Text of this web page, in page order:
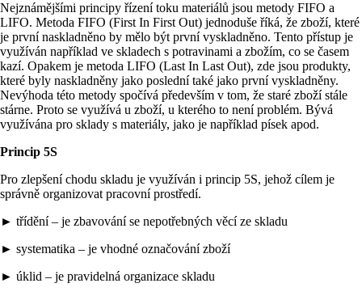
Nejznámějšími principy řízení toku materiálů jsou metody FIFO a
LIFO. Metoda FIFO (First In First Out) jednoduše říká, že zboží, které
je první naskladněno by mělo být první vyskladněno. Tento přístup je
využíván například ve skladech s potravinami a zbožím, co se časem
kazí. Opakem je metoda LIFO (Last In Last Out), zde jsou produkty,
které byly naskladněny jako poslední také jako první vyskladněny.
Nevýhoda této metody spočívá především v tom, že staré zboží stále
stárne. Proto se využívá u zboží, u kterého to není problém. Bývá
využívána pro sklady s materiály, jako je například písek apod.
Princip 5S
Pro zlepšení chodu skladu je využíván i princip 5S, jehož cílem je
správně organizovat pracovní prostředí.
► třídění – je zbavování se nepotřebných věcí ze skladu
► systematika – je vhodné označování zboží
► úklid – je pravidelná organizace skladu